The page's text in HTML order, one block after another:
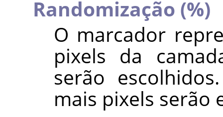
Randomização (%)
O marcador
pixels da
serão
mais pixels serão